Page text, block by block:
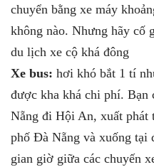
chuyển bằng xe máy
không nào. Nhưng hãy cố
du lịch xe cộ khá đông
Xe bus: hơi khó bắt 1 tí
được kha khá chi phí. Bạn
Nẵng đi Hội An, xuất phát
phố Đà Nẵng và xuống tại
gian giờ giữa các chuyến